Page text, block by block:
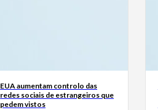
EUA aumentam controlo das
redes sociais de estrangeiros que
pedem vistos